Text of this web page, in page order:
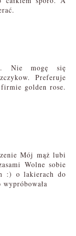
Nie mogę się
Preferuje
golden rose.
Mój mąż lubi
Wolne sobie
:) o lakierach do